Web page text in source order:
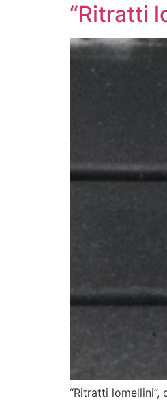
“Ritratti
“Ritratti